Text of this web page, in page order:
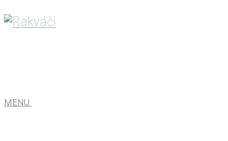
MENU